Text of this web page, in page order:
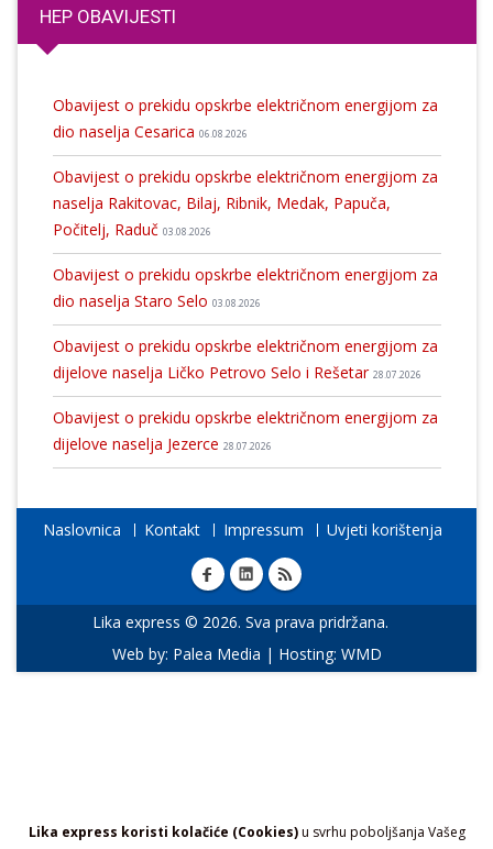
Lika express koristi kolačiće (Cookies)u svrhu poboljšanja Vašeg
HEP OBAVIJESTI
Obavijest o prekidu opskrbe električnom energijom za
dio naselja Cesarica 06.08.2026
Obavijest o prekidu opskrbe električnom energijom za
naselja Rakitovac, Bilaj, Ribnik, Medak, Papuča,
Počitelj, Raduč 03.08.2026
Obavijest o prekidu opskrbe električnom energijom za
dio naselja Staro Selo 03.08.2026
Obavijest o prekidu opskrbe električnom energijom za
dijelove naselja Ličko Petrovo Selo i Rešetar 28.07.2026
Obavijest o prekidu opskrbe električnom energijom za
dijelove naselja Jezerce 28.07.2026
Naslovnica Kontakt Impressum Uvjeti korištenja
Lika express © 2026. Sva prava pridržana.
Web by: Palea Media | Hosting: WMD